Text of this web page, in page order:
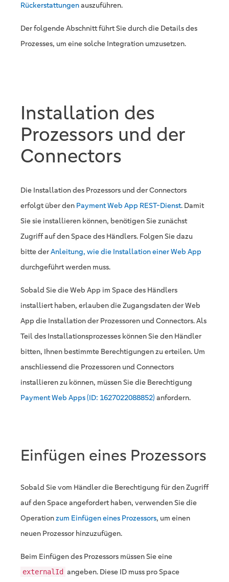
Rückerstattungenauszuführen.
Der folgende Abschnitt führt Sie durch die Details des
Prozesses, um eine solche Integration umzusetzen.
Installation des
Prozessors und der
Connectors
Die Installation des Prozessors und der Connectors
erfolgt über den Payment Web App REST-Dienst. Damit
Sie sie installieren können, benötigen Sie zunächst
Zugriff auf den Space des Händlers. Folgen Sie dazu
bitte derAnleitung, wie die Installation einer Web App
durchgeführt werden muss.
Sobald Sie die Web App im Space des Händlers
installiert haben, erlauben die Zugangsdaten der Web
App die Installation der Prozessoren und Connectors. Als
Teil des Installationsprozesses können Sie den Händler
bitten, Ihnen bestimmte Berechtigungen zu erteilen. Um
anschliessend die Prozessoren und Connectors
installieren zu können, müssen Sie die Berechtigung
Payment Web Apps (ID: 1627022088852) anfordern.
Einfügen eines Prozessors
Sobald Sie vom Händler die Berechtigung für den Zugriff
auf den Space angefordert haben, verwenden Sie die
Operationzum Einfügen eines Prozessors, um einen
neuen Prozessor hinzuzufügen.
Beim Einfügen des Prozessors müssen Sie eine
externalId angeben. Diese ID muss pro Space